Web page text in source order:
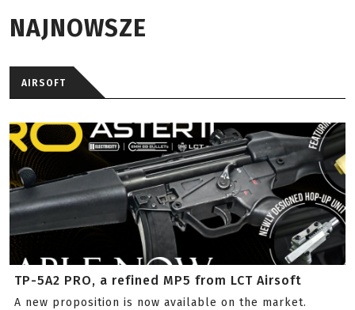
NAJNOWSZE
AIRSOFT
TP-5A2 PRO, a refined MP5 from LCT Airsoft
A new proposition is now available on the market.